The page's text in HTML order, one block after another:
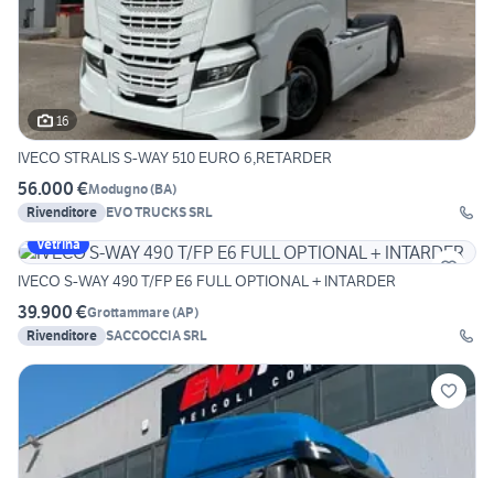
16
IVECO STRALIS S-WAY 510 EURO 6,RETARDER
56.000 €Modugno(BA)
Rivenditore EVO TRUCKS SRL
Vetrina
IVECO S-WAY 490 T/FP E6 FULL OPTIONAL + INTARDER
39.900 €Grottammare(AP)
Rivenditore SACCOCCIA SRL